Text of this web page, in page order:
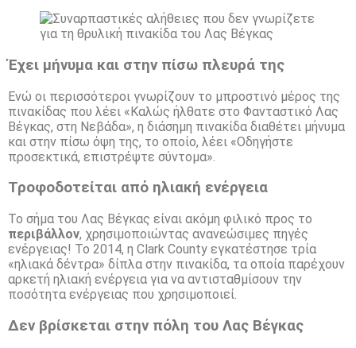
Έχει μήνυμα και στην πίσω πλευρά της
Ενώ οι περισσότεροι γνωρίζουν το μπροστινό μέρος της
πινακίδας που λέει «Καλώς ήλθατε στο Φανταστικό Λας
Βέγκας, στη Νεβάδα», η διάσημη πινακίδα διαθέτει μήνυμα
και στην πίσω όψη της, το οποίο, λέει «Οδηγήστε
προσεκτικά, επιστρέψτε σύντομα».
Τροφοδοτείται από ηλιακή ενέργεια
Το σήμα του Λας Βέγκας είναι ακόμη φιλικό προς το
περιβάλλον, χρησιμοποιώντας ανανεώσιμες πηγές
ενέργειας! Το 2014, η Clark County εγκατέστησε τρία
«ηλιακά δέντρα» δίπλα στην πινακίδα, τα οποία παρέχουν
αρκετή ηλιακή ενέργεια για να αντισταθμίσουν την
ποσότητα ενέργειας που χρησιμοποιεί.
Δεν βρίσκεται στην πόλη του Λας Βέγκας